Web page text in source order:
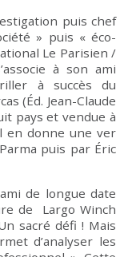
puis chef
» puis « éco-
Le Parisien /
à son ami
à succès du
(Éd. Jean-Claude
pays et vendue à
en donne une ver
puis par Éric
de longue date
de Largo Winch
sacré défi ! Mais
d’analyser les